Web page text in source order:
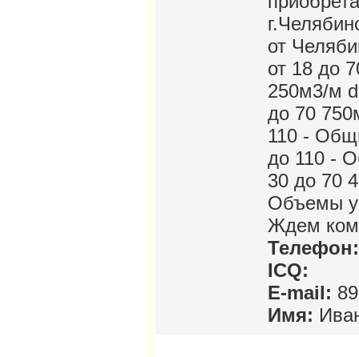
от
от 18 до
250м3/м
до 70
110 -
до 110 -
30 до 70
Объемы
Ждем
Телефон:
ICQ:
E-mail:
Имя: